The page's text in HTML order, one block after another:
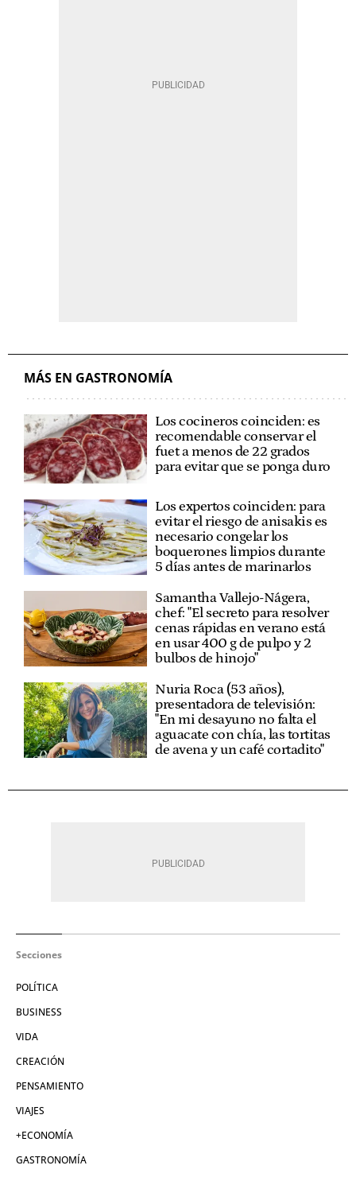
MÁS EN GASTRONOMÍA
Los cocineros coinciden: es
recomendable conservar el
fuet a menos de 22 grados
para evitar que se ponga duro
Los expertos coinciden: para
evitar el riesgo de anisakis es
necesario congelar los
boquerones limpios durante
5 días antes de marinarlos
Samantha Vallejo-Nágera,
chef: "El secreto para resolver
cenas rápidas en verano está
en usar 400 g de pulpo y 2
bulbos de hinojo"
Nuria Roca (53 años),
presentadora de televisión:
"En mi desayuno no falta el
aguacate con chía, las tortitas
de avena y un café cortadito"
Secciones
POLÍTICA
BUSINESS
VIDA
CREACIÓN
PENSAMIENTO
VIAJES
+ECONOMÍA
GASTRONOMÍA